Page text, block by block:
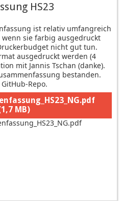
HS23
ist relativ umfangreich
sie farbig ausgedruckt
nicht gut tun.
ausgedruckt werden (4
mit Jannis Tschan (danke).
bestanden.
Repo.
MB)